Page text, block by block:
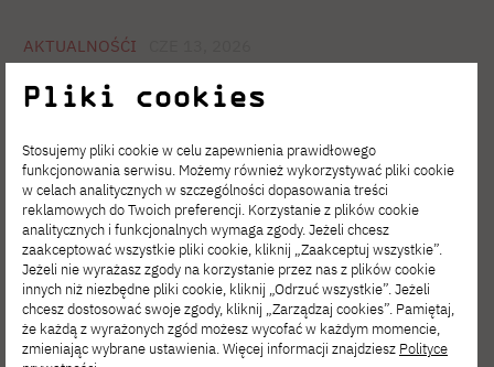
AKTUALNOŚĆI
ruszyły zapisy!
AKTUALNOŚĆI CZE 10, 2026
Relacja z IT Days na Wydziale
Informatyki
AKTUALNOŚĆI CZE 08, 2026
BonsAI – Twój inteligentny asystent
Pliki cookies
Stosujemy pliki cookie w celu zapewnienia prawidłowego
funkcjonowania serwisu. Możemy również wykorzystywać pliki cookie
w celach analitycznych w szczególności dopasowania treści
reklamowych do Twoich preferencji. Korzystanie z plików cookie
analitycznych i funkcjonalnych wymaga zgody. Jeżeli chcesz
zaakceptować wszystkie pliki cookie, kliknij „Zaakceptuj wszystkie”.
Jeżeli nie wyrażasz zgody na korzystanie przez nas z plików cookie
innych niż niezbędne pliki cookie, kliknij „Odrzuć wszystkie”. Jeżeli
chcesz dostosować swoje zgody, kliknij „Zarządzaj cookies”. Pamiętaj,
że każdą z wyrażonych zgód możesz wycofać w każdym momencie,
zmieniając wybrane ustawienia. Więcej informacji znajdziesz Polityce